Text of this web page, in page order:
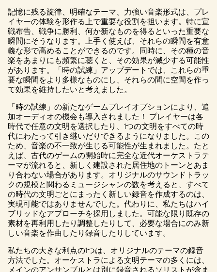
記憶に残る旋律、明確なテーマ、力強い音楽形式は、プレ
イヤーの体験を形作る上で重要な役割を担います。特に宣
戦布告、戦争に勝利、何か新なものを得るといった重要な
瞬間にそうなります。上手く使えば、それらの瞬間を有意
義な形で高めることができるのです。同時に、その種の音
楽をあまりにも頻繁に聴くと、その効果が減少する可能性
があります。「時の試練」アップデートでは、これらの重
要な瞬間をより多様なものにし、それらの間に空間を作っ
て効果を維持したいと考えました。
「時の試練」の新たなゲームプレイオプションにより、追
加オーディオの機会も導入されました！ プレイヤーは各
時代で任意の文明を選択したり、1つの文明をすべての時
代にわたって引き継いだりできるようになりました。この
ため、音楽の不一致が生じる可能性が生まれました。たと
えば、古代のゲームの開始時に完全な近代オーケストラテ
ーマが流れると、新しく建設された居住地のトーンとあま
り合わない場合があります。オリジナルのサウンドトラッ
クの規模と関わるミュージシャンの数を考えると、すべて
の時代の文明ごとにまったく新しい録音を作成するのは、
実現可能ではありませんでした。代わりに、私たちはハイ
ブリッドなアプローチを採用しました。可能な限り既存の
素材を再利用したり調整したりして、必要な場合にのみ新
しい音楽を作曲したり録音したりしています。
私たちの大きな利点の1つは、オリジナルのテーマの録音
方法でした。オーケストラによる文明テーマの多くには、
メインのアンサンブルとは別に録音されるソリストが含ま